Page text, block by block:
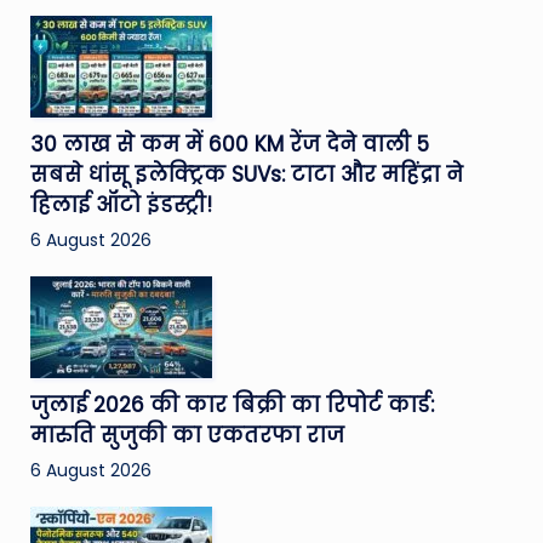
30 लाख से कम में 600 KM रेंज देने वाली 5
सबसे धांसू इलेक्ट्रिक SUVs: टाटा और महिंद्रा ने
हिलाई ऑटो इंडस्ट्री!
6 August 2026
जुलाई 2026 की कार बिक्री का रिपोर्ट कार्ड:
मारुति सुजुकी का एकतरफा राज
6 August 2026